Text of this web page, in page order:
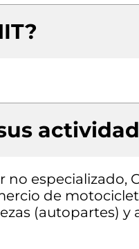
no especializado,
de
(autopartes) y